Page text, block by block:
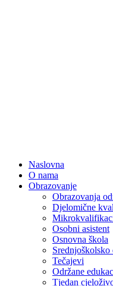
Naslovna
O nama
Obrazovanje
Obrazovanja
Djelomične
Osobni asistent
Osnovna škola
Tečajevi
Održane
Tjedan